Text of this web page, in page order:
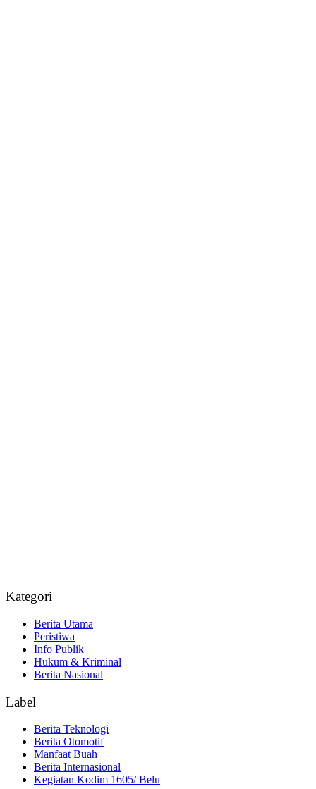
Kategori
Berita Utama
Peristiwa
Info Publik
Hukum & Kriminal
Berita Nasional
Label
Berita Teknologi
Berita Otomotif
Manfaat Buah
Berita Internasional
Kegiatan Kodim 1605/ Belu